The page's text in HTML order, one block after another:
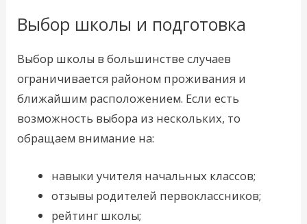
Выбор школы и подготовка
Выбор школы в большинстве случаев
ограничивается районом проживания и
ближайшим расположением. Если есть
возможность выбора из нескольких, то
обращаем внимание на:
навыки учителя начальных классов;
отзывы родителей первоклассников;
рейтинг школы;